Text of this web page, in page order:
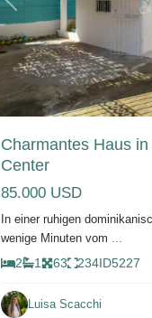
Vorherige
Charmantes Haus
Center
85.000 USD
In einer ruhigen
wenige Minuten vom ...
2 1 63 234ID5227
Luisa Scacchi
Sabaneta
de